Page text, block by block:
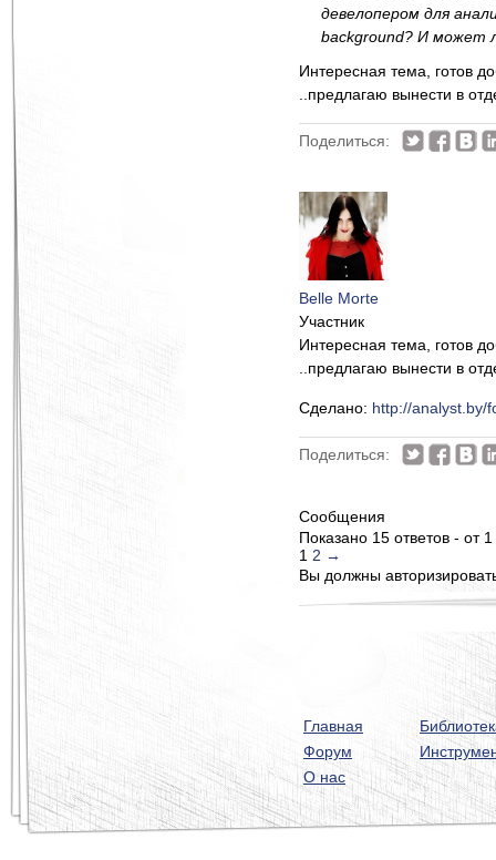
девелопером для
background? И может
Интересная тема, готов
..предлагаю вынести в
Поделиться:
Belle Morte
Участник
Интересная тема, готов
..предлагаю вынести в
Сделано: http://analyst.by/
Поделиться:
Сообщения
Показано 15 ответов - от
1 2 →
Вы должны
Главная
Форум
О нас